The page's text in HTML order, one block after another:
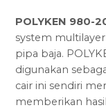
POLYKEN 980-
system
pipa baja.
digunakan
cair ini sendiri
memberikan